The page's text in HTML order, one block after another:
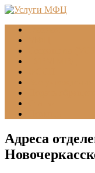
Адреса